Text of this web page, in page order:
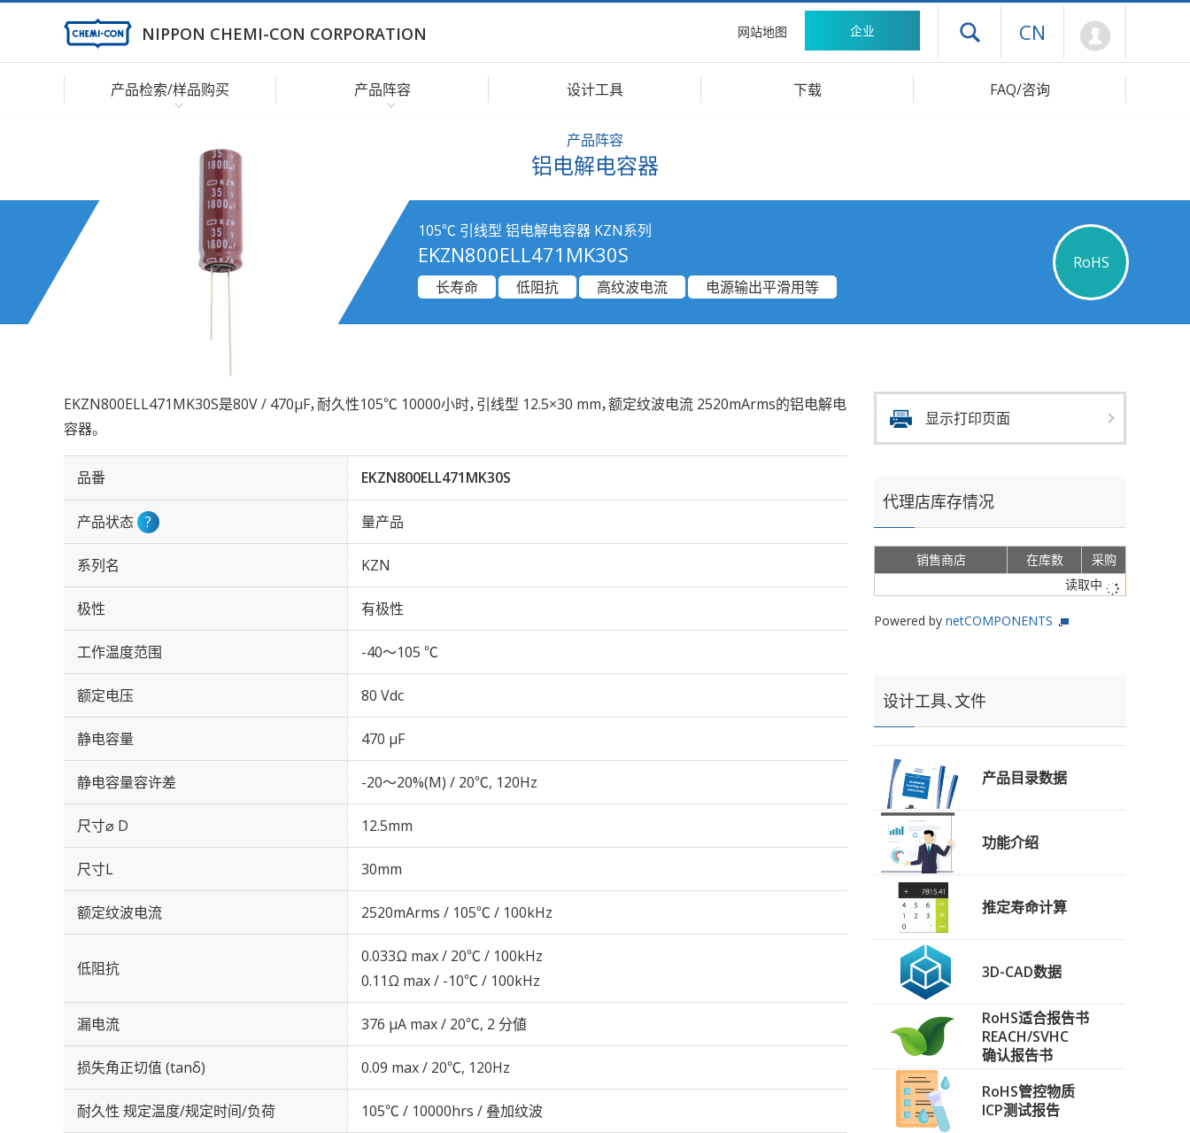
NIPPON CHEMI-CON CORPORATION 网站地图 企业 打开抽屉菜单
CN
产品检索/样品购买 产品阵容 设计工具 下载 FAQ/咨询
产品阵容
铝电解电容器
105℃ 引线型 铝电解电容器 KZN系列
EKZN800ELL471MK30S
RoHS
长寿命
低阻抗 高纹波电流 电源输出平滑用等
EKZN800ELL471MK30S是80V / 470µF，耐久性105℃ 10000小时，引线型 12.5×30 mm，额定纹波电流 2520mArms的铝电解电
容器。
品番 EKZN800ELL471MK30S
产品状态 ? 量产品
系列名 KZN
极性 有极性
工作温度范围 -40～105 ℃
额定电压 80 Vdc
静电容量 470 µF
静电容量容许差 -20～20%(M) / 20℃, 120Hz
尺寸⌀ D 12.5mm
尺寸L 30mm
额定纹波电流 2520mArms / 105℃ / 100kHz
低阻抗
0.033Ω max / 20℃ / 100kHz
0.11Ω max / -10℃ / 100kHz
漏电流 376 μA max / 20℃, 2 分値
损失角正切值 (tanδ) 0.09 max / 20℃, 120Hz
耐久性 规定温度/规定时间/负荷 105℃ / 10000hrs / 叠加纹波
显示打印页面
代理店库存情况
销售商店 在库数
采购
读取中
Powered by netCOMPONENTS
设计工具、文件
产品目录数据
功能介绍
推定寿命计算
3D-CAD数据
RoHS适合报告书
REACH/SVHC
确认报告书
RoHS管控物质
ICP测试报告